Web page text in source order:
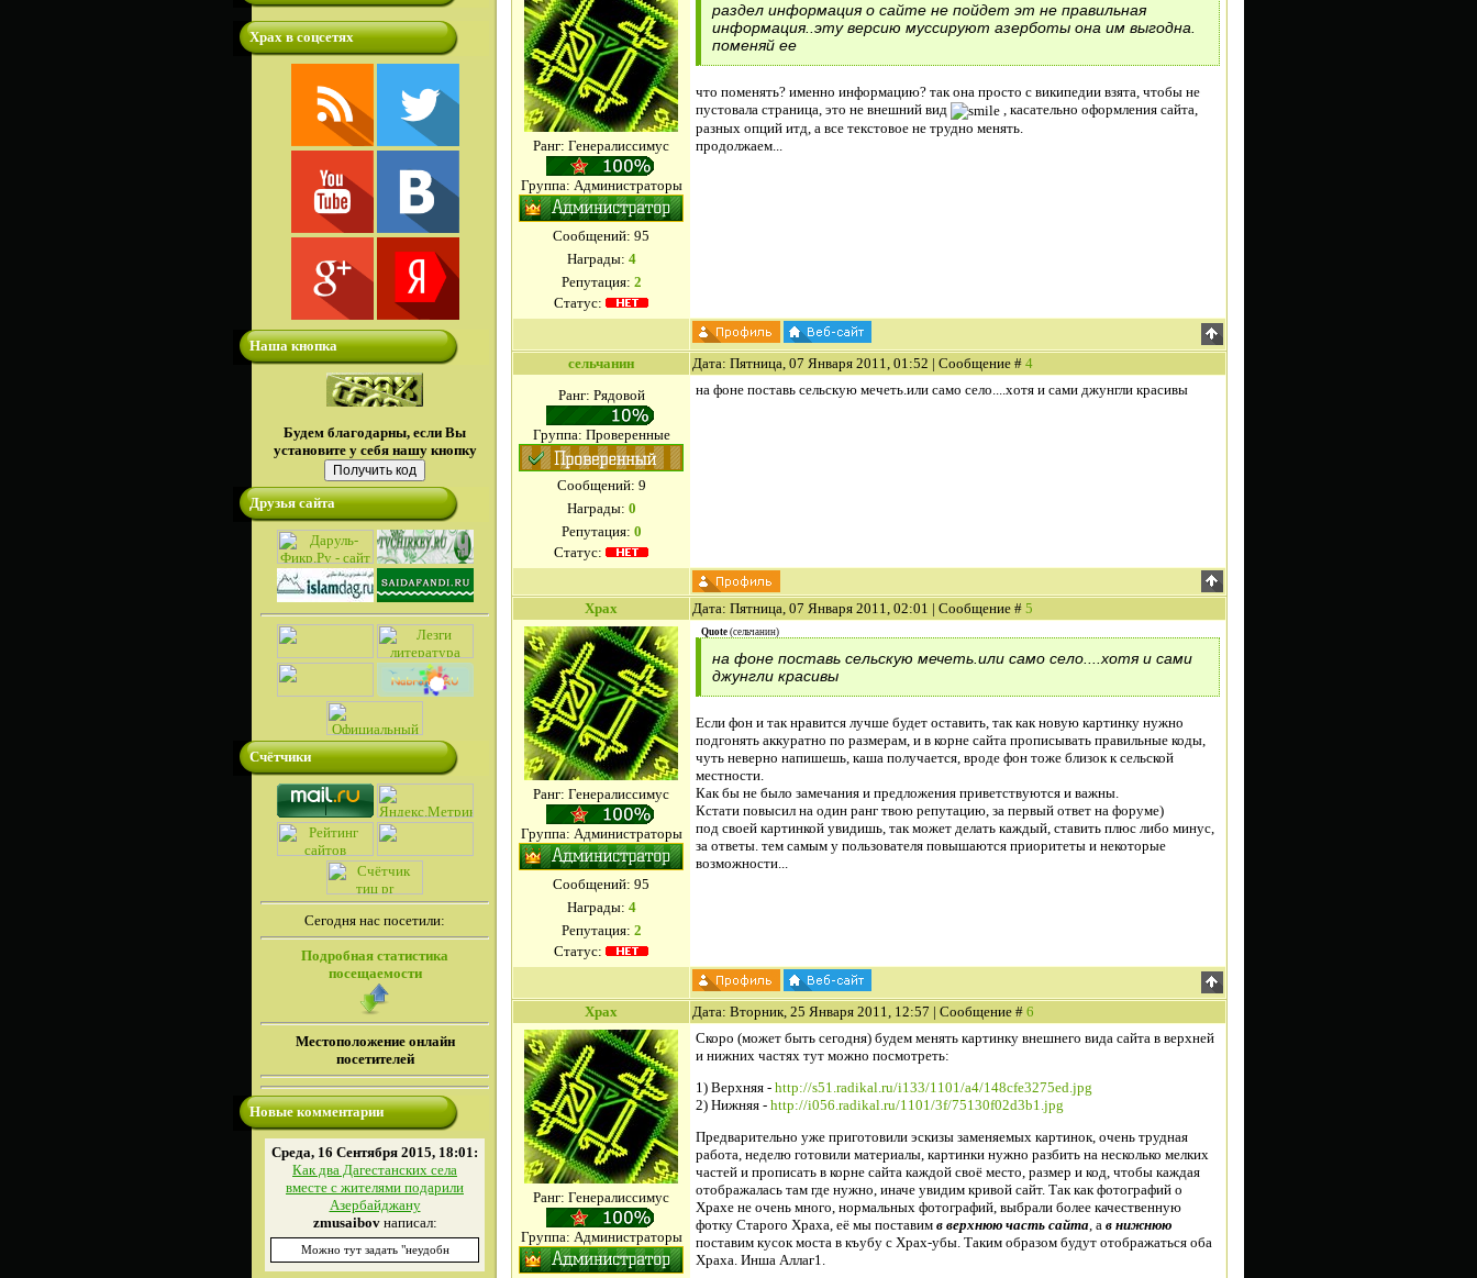
Храх в соцсетях
Наша кнопка
Будем благодарны, если Вы
установите у себя нашу кнопку
Друзья сайта
Счётчики
Сегодня нас посетили:
Подробная статистика
посещаемости
Местоположение онлайн
посетителей
Новые комментарии
Среда, 16 Сентября 2015, 18:01:
Как два Дагестанских села
вместе с жителями подарили
Азербайджану
zmusaibovнаписал:
Можно тут задать "неудобн
Ранг: Генералиссимус
Группа: Администраторы
Сообщений: 95
Награды: 4
Репутация: 2
Статус:
раздел информация о сайте не пойдет эт не правильная
информация..эту версию муссируют азерботы она им выгодна.
поменяй ее
что поменять? именно информацию? так она просто с википедии взята, чтобы не
пустовала страница, это не внешний вид
, касательно оформления сайта,
разных опций итд, а все текстовое не трудно менять.
продолжаем...
сельчанин Дата: Пятница, 07 Января 2011, 01:52 | Сообщение # 4
Ранг: Рядовой
Группа: Проверенные
Сообщений: 9
Награды: 0
Репутация: 0
Статус:
на фоне поставь сельскую мечеть.или само село....хотя и сами джунгли красивы
Xpax Дата: Пятница, 07 Января 2011, 02:01 | Сообщение # 5
Ранг: Генералиссимус
Группа: Администраторы
Сообщений: 95
Награды: 4
Репутация: 2
Статус:
Quote (сельчанин)
на фоне поставь сельскую мечеть.или само село....хотя и сами
джунгли красивы
Если фон и так нравится лучше будет оставить, так как новую картинку нужно
подгонять аккуратно по размерам, и в корне сайта прописывать правильные коды,
чуть неверно напишешь, каша получается, вроде фон тоже близок к сельской
местности.
Как бы не было замечания и предложения приветствуются и важны.
Кстати повысил на один ранг твою репутацию, за первый ответ на форуме)
под своей картинкой увидишь, так может делать каждый, ставить плюс либо минус,
за ответы. тем самым у пользователя повышаются приоритеты и некоторые
возможности...
Xpax Дата: Вторник, 25 Января 2011, 12:57 | Сообщение # 6
Ранг: Генералиссимус
Группа: Администраторы
Скоро (может быть сегодня) будем менять картинку внешнего вида сайта в верхней
и нижних частях тут можно посмотреть:
1) Верхняя - http://s51.radikal.ru/i133/1101/a4/148cfe3275ed.jpg
2) Нижняя - http://i056.radikal.ru/1101/3f/75130f02d3b1.jpg
Предварительно уже приготовили эскизы заменяемых картинок, очень трудная
работа, неделю готовили материалы, картинки нужно разбить на несколько мелких
частей и прописать в корне сайта каждой своё место, размер и код, чтобы каждая
отображалась там где нужно, иначе увидим кривой сайт. Так как фотографий о
Храхе не очень много, нормальных фотографий, выбрали более качественную
фотку Старого Храха, её мы поставим в верхнюю часть сайта, а в нижнюю
поставим кусок моста в къубу с Храх-убы. Таким образом будут отображаться оба
Храха. Инша Аллаг1.